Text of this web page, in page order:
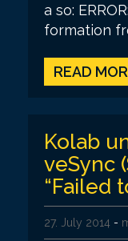
a so:
formation
READ
Kolab
veSync
“Failed
27. July 2014 -